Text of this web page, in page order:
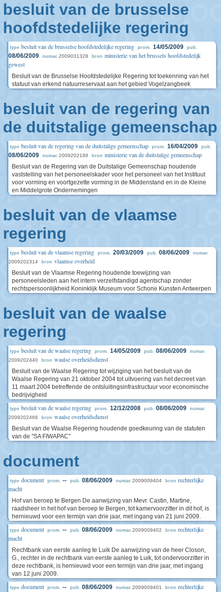
besluit van de brusselse
hoofdstedelijke regering
type besluit van de brusselse hoofdstedelijke regering prom. 14/05/2009 pub.
08/06/2009 numac 2009031328 bron ministerie van het brussels hoofdstedelijk
gewest
Besluit van de Brusselse Hoofdstedelijke Regering tot toekenning van het
statuut van erkend natuurreservaat aan het gebied Vogelzangbeek
besluit van de regering van
de duitstalige gemeenschap
type besluit van de regering van de duitstalige gemeenschap prom. 16/04/2009 pub.
08/06/2009 numac 2009202188 bron ministerie van de duitstalige gemeenschap
Besluit van de Regering van de Duitstalige Gemeenschap houdende
vaststelling van het personeelskader voor het personeel van het Instituut
voor vorming en voortgezette vorming in de Middenstand en in de Kleine
en Middelgrote Ondernemingen
besluit van de vlaamse
regering
type besluit van de vlaamse regering prom. 20/03/2009 pub. 08/06/2009 numac
2009202314 bron vlaamse overheid
Besluit van de Vlaamse Regering houdende toewijzing van
personeelsleden aan het intern verzelfstandigd agentschap zonder
rechtspersoonlijkheid Koninklijk Museum voor Schone Kunsten Antwerpen
besluit van de waalse
regering
type besluit van de waalse regering prom. 14/05/2009 pub. 08/06/2009 numac
2009202440 bron waalse overheidsdienst
Besluit van de Waalse Regering tot wijziging van het besluit van de
Waalse Regering van 21 oktober 2004 tot uitvoering van het decreet van
11 maart 2004 betreffende de ontsluitingsinfrastructuur voor economische
bedrijvigheid
type besluit van de waalse regering prom. 12/12/2008 pub. 08/06/2009 numac
2009202466 bron waalse overheidsdienst
Besluit van de Waalse Regering houdende goedkeuring van de statuten
van de "SA FIWAPAC"
document
type document prom. -- pub. 08/06/2009 numac 2009009404 bron rechterlijke
macht
Hof van beroep te Bergen De aanwijzing van Mevr. Castin, Martine,
raadsheer in het hof van beroep te Bergen, tot kamervoorzitter in dit hof, is
hernieuwd voor een termijn van drie jaar, met ingang van 21 juni 2009.
type document prom. -- pub. 08/06/2009 numac 2009009402 bron rechterlijke
macht
Rechtbank van eerste aanleg te Luik De aanwijzing van de heer Closon,
G., rechter in de rechtbank van eerste aanleg te Luik, tot ondervoorzitter in
deze rechtbank, is hernieuwd voor een termijn van drie jaar, met ingang
van 12 juni 2009.
type document prom. -- pub. 08/06/2009 numac 2009009401 bron rechterlijke